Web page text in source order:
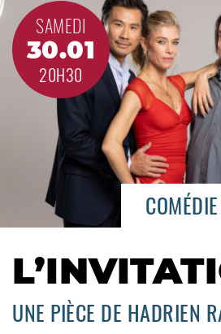
SAMEDI
30.01
20H30
COMÉDIE
UNE PIÈCE DE HADRIEN